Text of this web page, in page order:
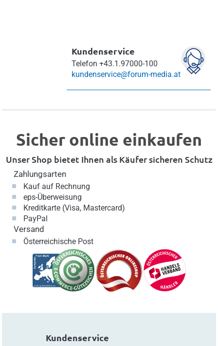
Kundenservice
Telefon +43.1.97000-100
kundenservice@forum-media.at
Sicher online einkaufen
Unser Shop bietet Ihnen als Käufer sicheren Schutz
Zahlungsarten
Kauf auf Rechnung
eps-Überweisung
Kreditkarte (Visa, Mastercard)
PayPal
Versand
Österreichische Post
Kundenservice